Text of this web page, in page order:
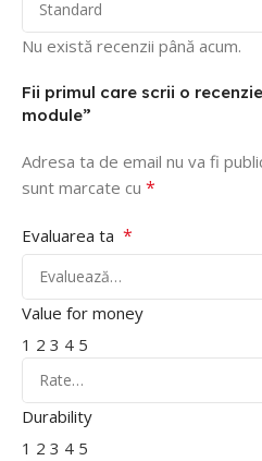
Nu există recenzii până acum.
Fii primul care scrii o
module”
Adresa ta de email nu va fi
sunt marcate cu *
Evaluarea ta *
Value for money
1 2 3 4 5
Durability
1 2 3 4 5